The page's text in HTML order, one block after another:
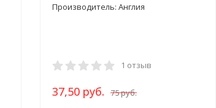
Производитель: Англия
1 отзыв
37,50 руб. 75 руб.